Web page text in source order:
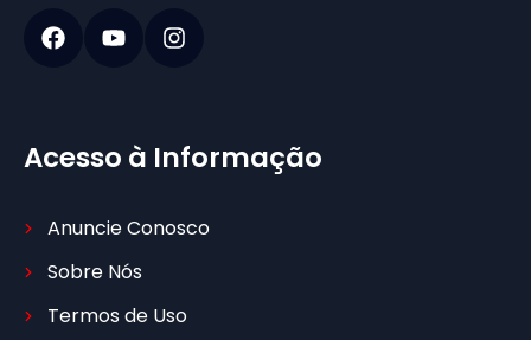
Acesso à Informação
Anuncie Conosco
Sobre Nós
Termos de Uso